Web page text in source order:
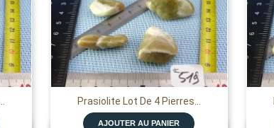
Prasiolite Lot De 4 Pierres...
AJOUTER AU PANIER